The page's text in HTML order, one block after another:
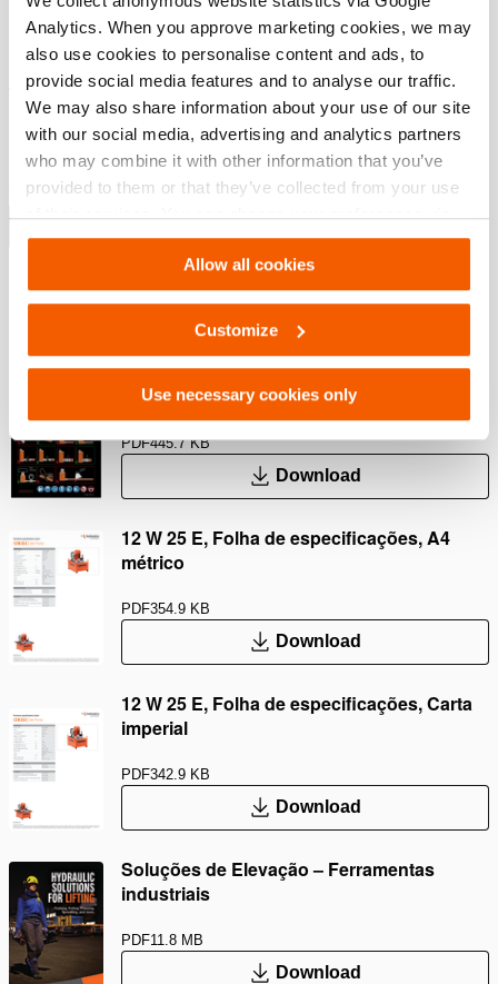
Analytics. When you approve marketing cookies, we may
also use cookies to personalise content and ads, to
provide social media features and to analyse our traffic.
We may also share information about your use of our site
with our social media, advertising and analytics partners
who may combine it with other information that you’ve
provided to them or that they’ve collected from your use
of their services. You can change your preferences via
Settings. See ourcookiestatement.
Allow all cookies
Customize
Use necessary cookies only
Em caso de corte de energia, a pressão de óleo é
mantida
Protegida contra quedas de pressão através de uma
válvula sem retorno controlada por
pressão
Excluindo válvula de controle de acionamento simples
(M311) ou acionamento duplo (M322 de M323).
Safety Guide – Hydraulic hoses & couplers
PDF445.7 KB
Download
12 W 25 E, Folha de especificações, A4
métrico
PDF354.9 KB
Download
12 W 25 E, Folha de especificações, Carta
imperial
PDF342.9 KB
Download
Soluções de Elevação – Ferramentas
industriais
PDF11.8 MB
Download